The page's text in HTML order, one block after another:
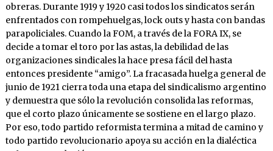
obreras. Durante 1919 y 1920 casi todos los sindicatos serán
enfrentados con rompehuelgas, lock outs y hasta con bandas
parapoliciales. Cuando la FOM, a través de la FORA IX, se
decide a tomar el toro por las astas, la debilidad de las
organizaciones sindicales la hace presa fácil del hasta
entonces presidente “amigo”. La fracasada huelga general de
junio de 1921 cierra toda una etapa del sindicalismo argentino
y demuestra que sólo la revolución consolida las reformas,
que el corto plazo únicamente se sostiene en el largo plazo.
Por eso, todo partido reformista termina a mitad de camino y
todo partido revolucionario apoya su acción en la dialéctica